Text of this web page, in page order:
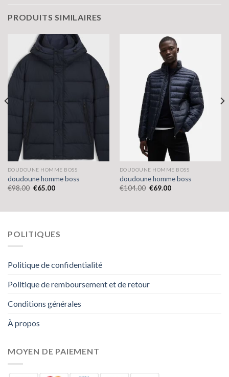
PRODUITS SIMILAIRES
DOUDOUNE HOMME BOSS
doudoune homme boss
€98.00 €65.00
DOUDOUNE HOMME BOSS
doudoune homme boss
€104.00 €69.00
POLITIQUES
Politique de confidentialité
Politique de remboursement et de retour
Conditions générales
À propos
MOYEN DE PAIEMENT